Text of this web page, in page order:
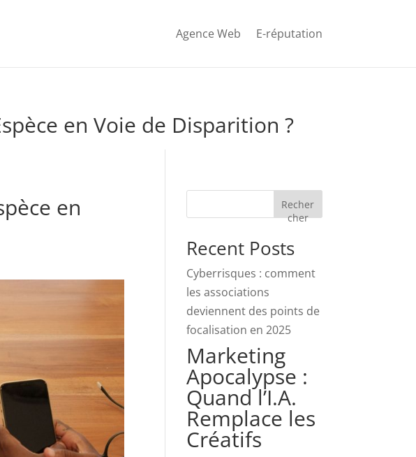
Agence Web E-réputation
en Voie de Disparition ?
en
Recher
cher
Recent Posts
Cyberrisques : comment
les associations
deviennent des points de
focalisation en 2025
Marketing
Apocalypse :
Quand l’I.A.
Remplace les
Créatifs